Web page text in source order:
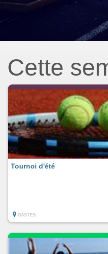
Cette
Tournoi d'été
GASTES